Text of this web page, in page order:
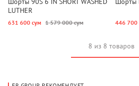
LUTHER
631 600 сум 1 579 000 сум 446 700
8 из 8 товаров